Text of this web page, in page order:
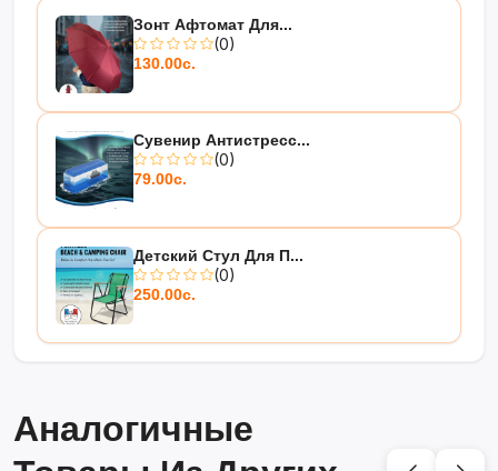
Зонт Афтомат Для...
(0)
130.00с.
Сувенир Антистресс...
(0)
79.00с.
Детский Стул Для П...
(0)
250.00с.
Аналогичные